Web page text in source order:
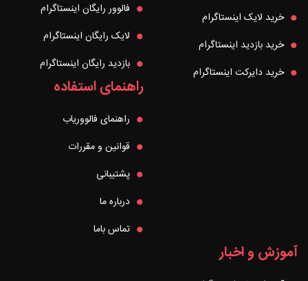
خرید لایک اینستاگرام
خرید بازدید اینستاگرام
خرید دایرکت اینستاگرام
فالوور رایگان اینستاگرام
لایک رایگان اینستاگرام
بازدید رایگان اینستاگرام
راهنمای استفاده
راهنمای فالووریاب
قوانین و مقررات
پشتیبانی
درباره ما
تماس باما
آموزش و اخبار